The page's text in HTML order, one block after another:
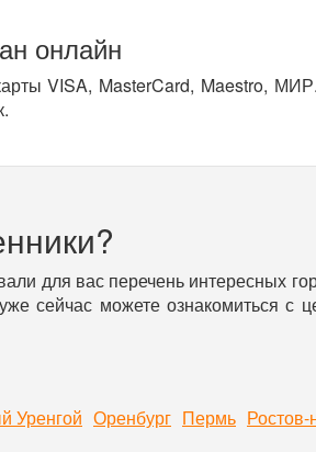
онлайн
VISA, MasterCard, Maestro,
для вас перечень интересных
сейчас можете ознакомиться с
Уренгой Оренбург Пермь